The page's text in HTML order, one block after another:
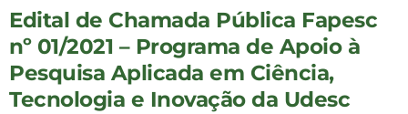
Edital de Chamada Pública Fapesc
nº 01/2021 – Programa de Apoio à
Pesquisa Aplicada em Ciência,
Tecnologia e Inovação da Udesc